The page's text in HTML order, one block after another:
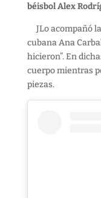
béisbol Alex
JLo acompañó
cubana Ana
hicieron”. En
cuerpo mientras
piezas.